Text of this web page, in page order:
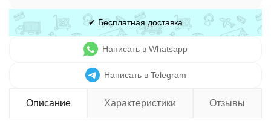
✔ Бесплатная доставка
Написать в Whatsapp
Написать в Telegram
Описание Характеристики Отзывы